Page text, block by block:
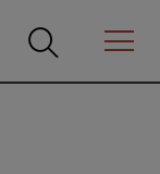
Öppna
Öppna
Menyn